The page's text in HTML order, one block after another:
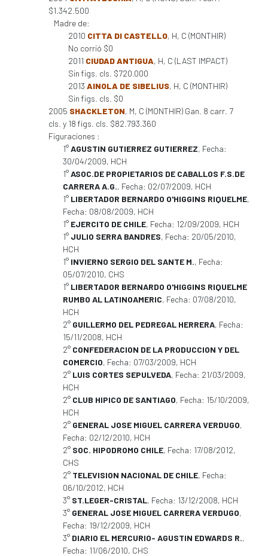
$1.342.500
Madre de:
2010 CITTA DI CASTELLO, H, C (MONTHIR)
No corrió $0
2011 CIUDAD ANTIGUA, H, C (LAST IMPACT)
Sin figs. cls. $720.000
2013 AINOLA DE SIBELIUS, H, C (MONTHIR)
Sin figs. cls. $0
2005 SHACKLETON, M, C (MONTHIR) Gan. 8 carr. 7
cls. y 18 figs. cls. $82.793.360
Figuraciones :
1°AGUSTIN GUTIERREZ GUTIERREZ, Fecha:
30/04/2009, HCH
1°ASOC.DE PROPIETARIOS DE CABALLOS F.S.DE
CARRERA A.G., Fecha: 02/07/2009, HCH
1° LIBERTADOR BERNARDO O'HIGGINS RIQUELME,
Fecha: 08/08/2009, HCH
1° EJERCITO DE CHILE, Fecha: 12/09/2009, HCH
1° JULIO SERRA BANDRES, Fecha: 20/05/2010,
HCH
1° INVIERNO SERGIO DEL SANTE M., Fecha:
05/07/2010, CHS
1° LIBERTADOR BERNARDO O'HIGGINS RIQUELME
RUMBO AL LATINOAMERIC, Fecha: 07/08/2010,
HCH
2° GUILLERMO DEL PEDREGAL HERRERA, Fecha:
15/11/2008, HCH
2° CONFEDERACION DE LA PRODUCCION Y DEL
COMERCIO, Fecha: 07/03/2009, HCH
2° LUIS CORTES SEPULVEDA, Fecha: 21/03/2009,
HCH
2° CLUB HIPICO DE SANTIAGO, Fecha: 15/10/2009,
HCH
2° GENERAL JOSE MIGUEL CARRERA VERDUGO,
Fecha: 02/12/2010, HCH
2° SOC. HIPODROMO CHILE, Fecha: 17/08/2012,
CHS
2° TELEVISION NACIONAL DE CHILE, Fecha:
06/10/2012, HCH
3° ST.LEGER-CRISTAL, Fecha: 13/12/2008, HCH
3° GENERAL JOSE MIGUEL CARRERA VERDUGO,
Fecha: 19/12/2009, HCH
3° DIARIO EL MERCURIO- AGUSTIN EDWARDS R.,
Fecha: 11/06/2010, CHS